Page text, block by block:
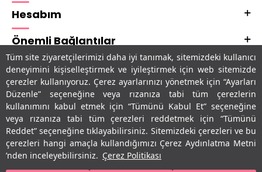
Tüm site ziyaretçilerimizi daha iyi tanımak, sitemizdeki kullanıcı
deneyimini kişiselleştirmek ve iyileştirmek için web sitemizde
çerezler kullanıyoruz. Çerez ayarlarınızı yönetmek için “Ayarları
Düzenle” seçeneğine veya rızanıza tabi tüm çerezlerin
kullanımını kabul etmek için “Tümünü Kabul Et” seçeneğine
veya rızanıza tabi tüm çerezleri reddetmek için “Tümünü
Reddet” seçeneğine tıklayabilirsiniz. Sitemizdeki çerezleri ve bu
çerezleri hangi amaçla kullandığımızı Çerez Aydınlatma Metni
’nden inceleyebilirsiniz. Çerez Politikası
Hesabım
Önemli Bağlantılar
Adres & İletişim
Uygulamalarımız